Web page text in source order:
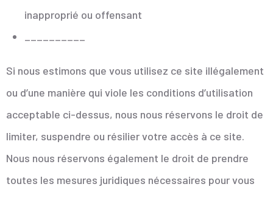
inapproprié ou offensant
Si nous estimons que vous utilisez ce site illégalement
ou d’une manière qui viole les conditions d’utilisation
acceptable ci-dessus, nous nous réservons le droit de
limiter, suspendre ou résilier votre accès à ce site.
Nous nous réservons également le droit de prendre
toutes les mesures juridiques nécessaires pour vous